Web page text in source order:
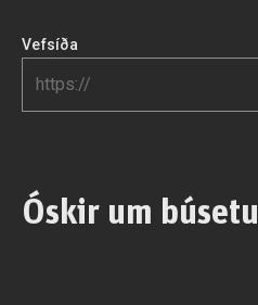
Vefsíða
Óskir um búsetu